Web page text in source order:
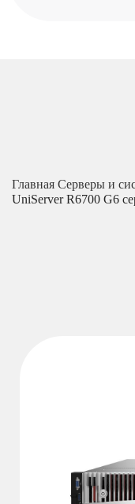
Главная Серверы и
UniServer R6700 G6